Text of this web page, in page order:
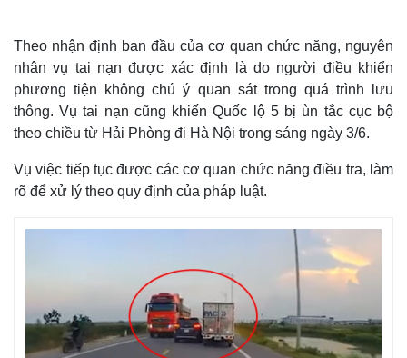
Thế giới
Multimedia
Theo nhận định ban đầu của cơ quan chức năng, nguyên
nhân vụ tai nạn được xác định là do người điều khiển
phương tiện không chú ý quan sát trong quá trình lưu
thông. Vụ tai nạn cũng khiến Quốc lộ 5 bị ùn tắc cục bộ
theo chiều từ Hải Phòng đi Hà Nội trong sáng ngày 3/6.
Vụ việc tiếp tục được các cơ quan chức năng điều tra, làm
rõ để xử lý theo quy định của pháp luật.